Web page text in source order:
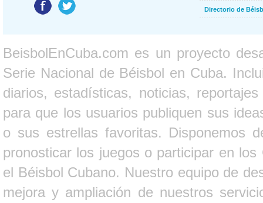
Directorio de
BeisbolEnCuba.com es un proyecto
Serie Nacional de Béisbol en Cuba.
diarios, estadísticas, noticias,
para que los usuarios publiquen sus
o sus estrellas favoritas. Disponemos
pronosticar los juegos o participar en
el Béisbol Cubano. Nuestro equipo de
mejora y ampliación de nuestros